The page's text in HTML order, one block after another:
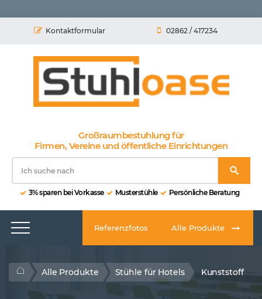
Kontaktformular 02862 / 417234
Großraumbestuhlung für
Firmen, Vereine und öffentliche Einrichtungen
3% sparen bei Vorkasse Musterstühle Persönliche Beratung
Referenzfotos Alle Produkte
Alle Produkte Stühle für Hotels Kunststoff